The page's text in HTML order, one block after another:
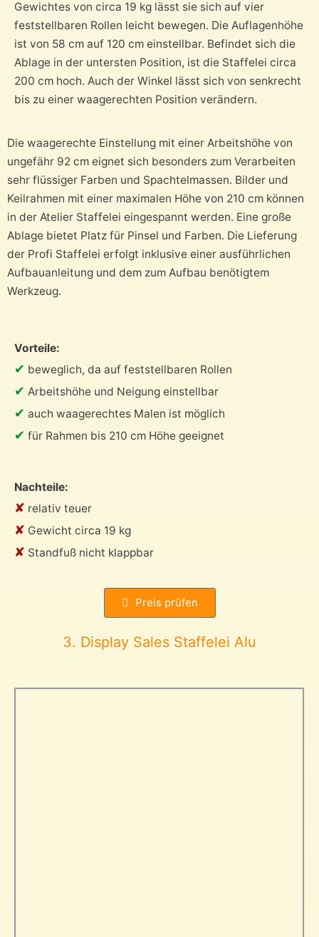
Gewichtes von circa 19 kg lässt sie sich auf vier
feststellbaren Rollen leicht bewegen. Die Auflagenhöhe
ist von 58 cm auf 120 cm einstellbar. Befindet sich die
Ablage in der untersten Position, ist die Staffelei circa
200 cm hoch. Auch der Winkel lässt sich von senkrecht
bis zu einer waagerechten Position verändern.
Die waagerechte Einstellung mit einer Arbeitshöhe von
ungefähr 92 cm eignet sich besonders zum Verarbeiten
sehr flüssiger Farben und Spachtelmassen. Bilder und
Keilrahmen mit einer maximalen Höhe von 210 cm können
in der Atelier Staffelei eingespannt werden. Eine große
Ablage bietet Platz für Pinsel und Farben. Die Lieferung
der Profi Staffelei erfolgt inklusive einer ausführlichen
Aufbauanleitung und dem zum Aufbau benötigtem
Werkzeug.
Vorteile:
✔ beweglich, da auf feststellbaren Rollen
✔ Arbeitshöhe und Neigung einstellbar
✔ auch waagerechtes Malen ist möglich
✔ für Rahmen bis 210 cm Höhe geeignet
Nachteile:
✘ relativ teuer
✘ Gewicht circa 19 kg
✘ Standfuß nicht klappbar
Preis prüfen
3. Display Sales Staffelei Alu